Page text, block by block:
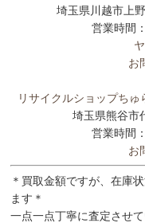
埼玉県川越市上
営業時間
お
リサイクルショップち
埼玉県熊谷
営業時間
お
＊買取金額ですが、在庫
ます＊
一点一点丁寧に査定させて